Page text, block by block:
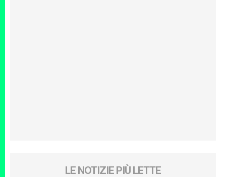
LE NOTIZIE PIÙ LETTE